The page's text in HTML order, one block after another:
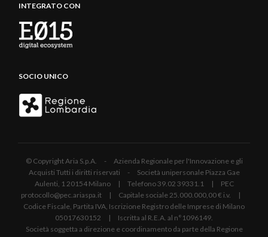
INTEGRATO CON
SOCIO UNICO
© Copyright Aria S.p.A. - Azienda Regionale per l'Innovazione e gli
Acquisti Tutti i diritti riservati - Società unipersonale Piazza Gae
Aulenti, 1 20154 Milano | Telefono 39.02 39331.1 | PEC
protocollo@pec.ariaspa.it | Capitale sociale 25.000.000,00 € i.v. |
Codice Fiscale, Partita IVA, Iscrizione Registro delle Imprese di Milano
05017630152 | Iscritta al R.E.A. al n°1096149.
Società soggetta a direzione e coordinamento da parte della Regione